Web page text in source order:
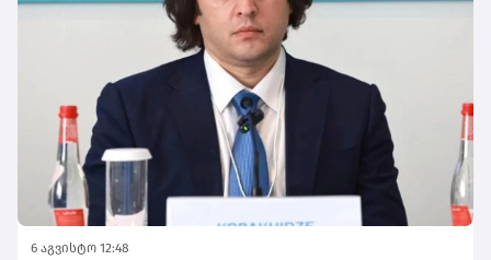
6 აგვისტო 12:48